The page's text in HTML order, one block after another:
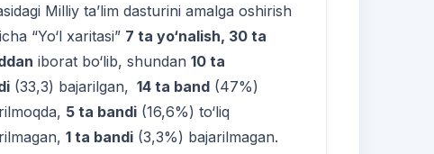
Milliy ta’lim dasturini amalga oshirish
“Yo‘l xaritasi” 7 ta yo‘nalish, 30 ta
iborat bo‘lib, shundan 10 ta
(33,3) bajarilgan, 14 ta band (47%)
5 ta bandi (16,6%) to‘liq
1 ta bandi (3,3%) bajarilmagan.